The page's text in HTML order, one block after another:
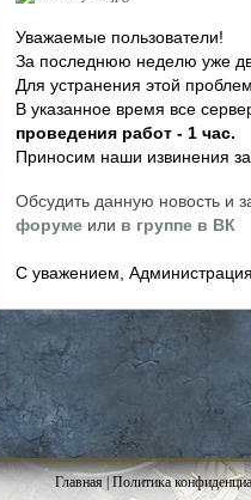
Уважаемые пользователи!
За последнюю неделю уже
Для устранения этой
В указанное время все
проведения работ - 1 час.
Приносим наши извинения
Обсудить данную новость и
форуме или в группе в ВК
С уважением,
Главная|Политика